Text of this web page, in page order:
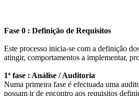
Fase 0 : Definição de Requisitos
Este processo inicia-se com a definição
atingir, comportamentos a implementar,
1ª fase : Análise / Auditoria
Numa primeira fase é efectuada uma
possam ir de encontro aos requisitos